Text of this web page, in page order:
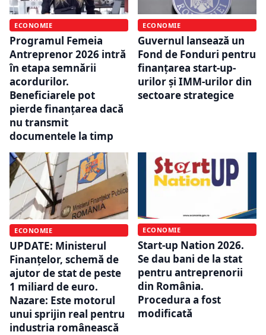
ECONOMIE
Programul Femeia
Antreprenor 2026 intră
în etapa semnării
acordurilor.
Beneficiarele pot
pierde finanțarea dacă
nu transmit
documentele la timp
ECONOMIE
Guvernul lansează un
Fond de Fonduri pentru
finanțarea start-up-
urilor și IMM-urilor din
sectoare strategice
ECONOMIE
UPDATE: Ministerul
Finanțelor, schemă de
ajutor de stat de peste
1 miliard de euro.
Nazare: Este motorul
unui sprijin real pentru
industria românească
ECONOMIE
Start-up Nation 2026.
Se dau bani de la stat
pentru antreprenorii
din România.
Procedura a fost
modificată